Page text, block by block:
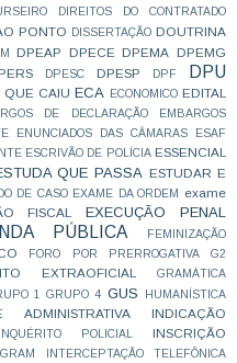
DIREITOS DO CONTRATADO
PONTO DISSERTAÇÃO DOUTRINA
DPEAP DPECE DPEMA
DPEMG
DPESC DPESP DPF DPU
CAIU ECA ECONOMICO EDITAL
DE DECLARAÇÃO
EMBARGOS
ENUNCIADOS DAS CÂMARAS
ESAF
ESCRIVÃO DE POLÍCIA ESSENCIAL
QUE PASSA ESTUDAR E
DE CASO EXAME DA ORDEM
exame
FISCAL EXECUÇÃO PENAL
PÚBLICA FEMINIZAÇÃO
FORO POR PRERROGATIVA
G2
EXTRAOFICIAL GRAMÁTICA
1 GRUPO 4 GUS
HUMANÍSTICA
ADMINISTRATIVA
INDICAÇÃO
INQUÉRITO POLICIAL
INSCRIÇÃO
INTERCEPTAÇÃO TELEFÔNICA